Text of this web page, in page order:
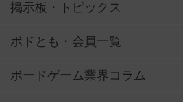
掲示板・トピックス
ボドとも・会員一覧
ボードゲーム業界コラム